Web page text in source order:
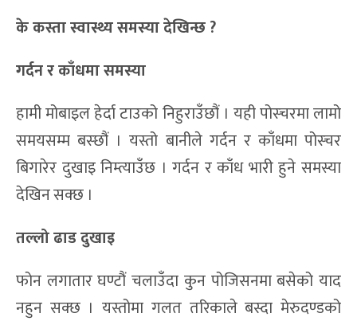
के कस्ता स्वास्थ्य समस्या देखिन्छ?
गर्दन र काँधमा समस्या
हामी मोबाइल हेर्दा टाउको निहुराउँछौं । यही पोस्चरमा लामो
समयसम्म बस्छौं । यस्तो बानीले गर्दन र काँधमा पोस्चर
बिगारेर दुखाइ निम्त्याउँछ । गर्दन र काँध भारी हुने समस्या
देखिन सक्छ ।
तल्लो ढाड दुखाइ
फोन लगातार घण्टौं चलाउँदा कुन पोजिसनमा बसेको याद
नहुन सक्छ । यस्तोमा गलत तरिकाले बस्दा मेरुदण्डको